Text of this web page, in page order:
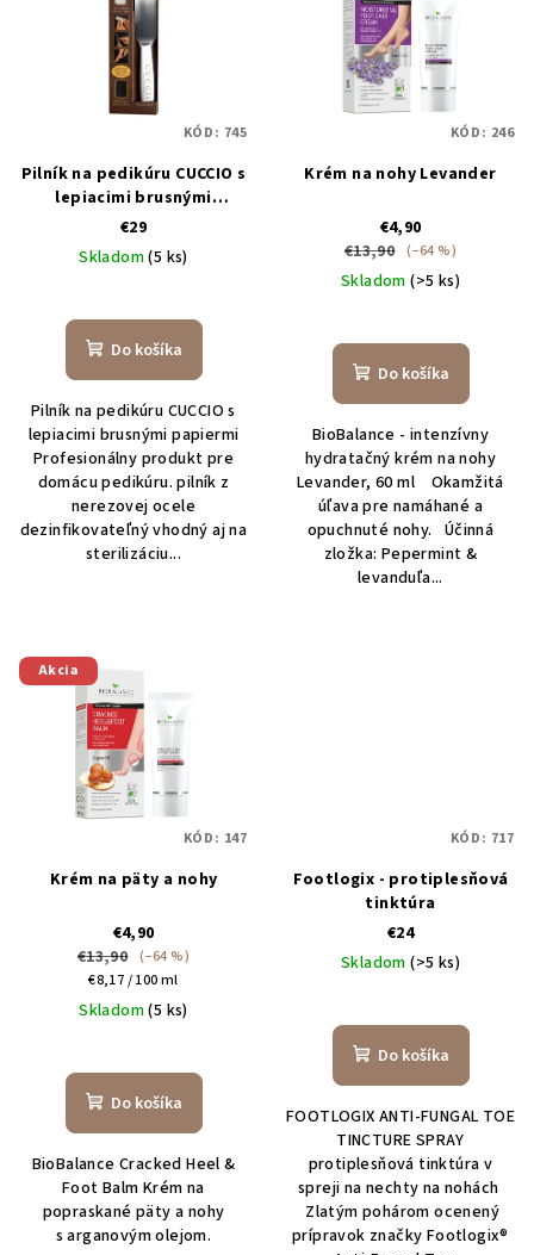
Pilník na pedikúru CUCCIO s
lepiacimi brusnými
papiermi
€29
Skladom(5 ks)
hodnotenie
produktu
z
5
hviezdičiek.
Do košíka
Pilník na pedikúru CUCCIO s
lepiacimi brusnými papiermi
Profesionálny produkt pre
domácu pedikúru. pilník z
nerezovej ocele
dezinfikovateľný vhodný aj na
sterilizáciu...
KÓD: 745
Krém na nohy Levander
€4,90
€13,90 (–64 %)
Skladom(>5 ks)
hodnotenie
produktu
z
5
hviezdičiek.
Do košíka
BioBalance - intenzívny
hydratačný krém na nohy
Levander, 60 ml Okamžitá
úľava pre namáhané a
opuchnuté nohy. Účinná
zložka: Pepermint &
levanduľa...
KÓD: 246
Akcia
Krém na päty a nohy
€4,90
€13,90 (–64 %)
Jednotková
cena:
€8,17 / 100 ml
Skladom(5 ks)
hodnotenie
produktu
z
5
hviezdičiek.
Do košíka
BioBalance Cracked Heel &
Foot Balm Krém na
popraskané päty a nohy
s arganovým olejom.
KÓD: 147
Footlogix - protiplesňová
tinktúra
€24
Skladom(>5 ks)
hodnotenie
produktu
z
5
hviezdičiek.
Do košíka
FOOTLOGIX ANTI-FUNGAL TOE
TINCTURE SPRAY
protiplesňová tinktúra v
spreji na nechty na nohách
Zlatým pohárom ocenený
prípravok značky Footlogix®
KÓD: 717